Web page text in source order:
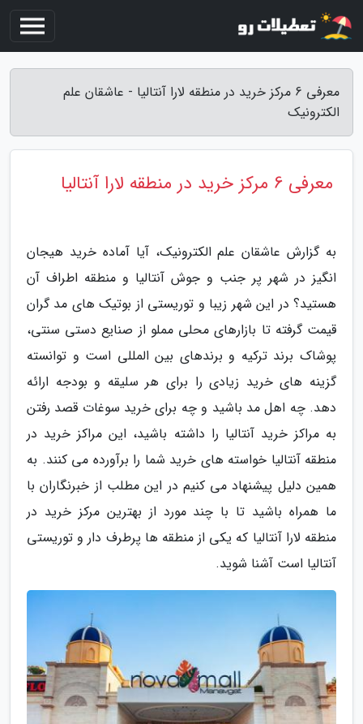
معرفی 6 مرکز خرید در منطقه لارا آنتالیا - عاشقان علم
الکترونیک
معرفی 6 مرکز خرید در منطقه لارا آنتالیا
به گزارش عاشقان علم الکترونیک، آیا آماده خرید هیجان
انگیز در شهر پر جنب و جوش آنتالیا و منطقه اطراف آن
هستید؟ در این شهر زیبا و توریستی از بوتیک های مد گران
قیمت گرفته تا بازارهای محلی مملو از صنایع دستی سنتی،
پوشاک برند ترکیه و برندهای بین المللی است و توانسته
گزینه های خرید زیادی را برای هر سلیقه و بودجه ارائه
دهد. چه اهل مد باشید و چه برای خرید سوغات قصد رفتن
به مراکز خرید آنتالیا را داشته باشید، این مراکز خرید در
منطقه آنتالیا خواسته های خرید شما را برآورده می کنند. به
همین دلیل پیشنهاد می کنیم در این مطلب از خبرنگاران با
ما همراه باشید تا با چند مورد از بهترین مرکز خرید در
منطقه لارا آنتالیا که یکی از منطقه ها پرطرف دار و توریستی
آنتالیا است آشنا شوید.